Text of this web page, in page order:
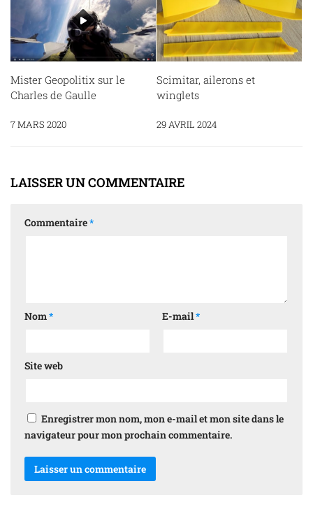
Mister Geopolitix sur le
Charles de Gaulle
7 MARS 2020
Scimitar, ailerons et
winglets
29 AVRIL 2024
LAISSER UN COMMENTAIRE
Commentaire*
Nom* E-mail*
Site web
Enregistrer mon nom, mon e-mail et mon site dans le
navigateur pour mon prochain commentaire.